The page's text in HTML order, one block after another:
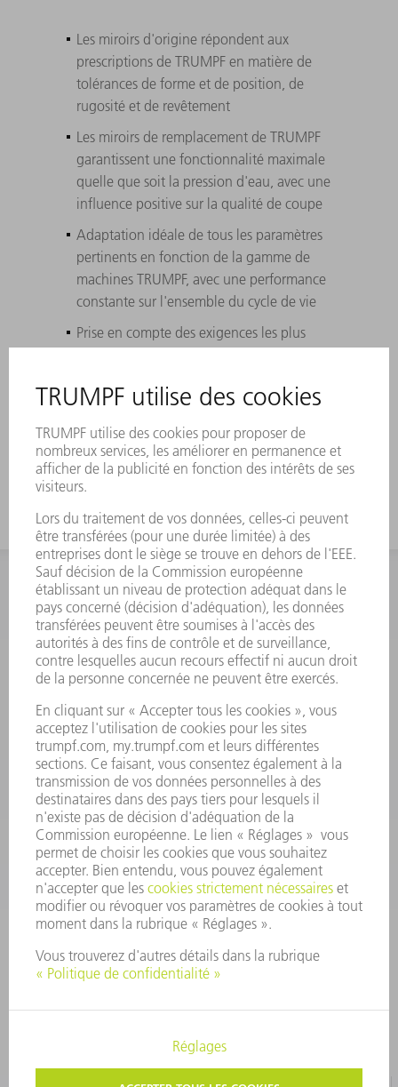
Les miroirs d'origine répondent aux
prescriptions de TRUMPF en matière de
tolérances de forme et de position, de
rugosité et de revêtement
Les miroirs de remplacement de TRUMPF
garantissent une fonctionnalité maximale
quelle que soit la pression d'eau, avec une
influence positive sur la qualité de coupe
Adaptation idéale de tous les paramètres
pertinents en fonction de la gamme de
machines TRUMPF, avec une performance
constante sur l'ensemble du cycle de vie
Prise en compte des exigences les plus
revêtement
TRUMPF vous aide à identifier, à monter et
à démonter vos miroirs d'origine
INFORMATION
Foire aux questions
Termes et conditions
CONTACT
01 48 17 37 73
Lun - Jeu 08:00h - 16:30h
Ven 08:00h - 12:30h
outillages@fr.TRUMPF.com
CONTACT
Pièces Détachées
01 48 17 37 57
Lun – Ven 8:30h - 17:30h
pieces.detachees@trumpf.com